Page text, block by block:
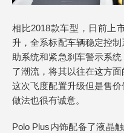
相比2018款车型，日前上
升，全系标配车辆稳定控
助系统和紧急刹车警示系
了潮流，将其以往在这方
这次飞度配置升级但是售
做法也很有诚意。
Polo Plus内饰配备了液晶